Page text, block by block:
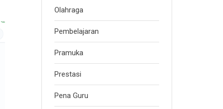
Olahraga
Pembelajaran
Pramuka
Prestasi
Pena Guru